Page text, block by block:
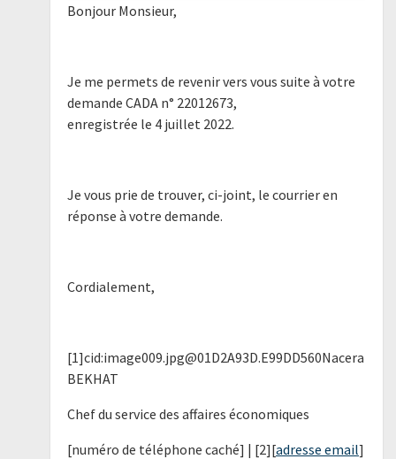
Bonjour Monsieur,
Je me permets de revenir vers vous suite à votre
demande CADA n° 22012673,
enregistrée le 4 juillet 2022.
Je vous prie de trouver, ci-joint, le courrier en
réponse à votre demande.
Cordialement,
[1]cid:image009.jpg@01D2A93D.E99DD560Nacera
BEKHAT
Chef du service des affaires économiques
[numéro de téléphone caché] | [2][adresse email]